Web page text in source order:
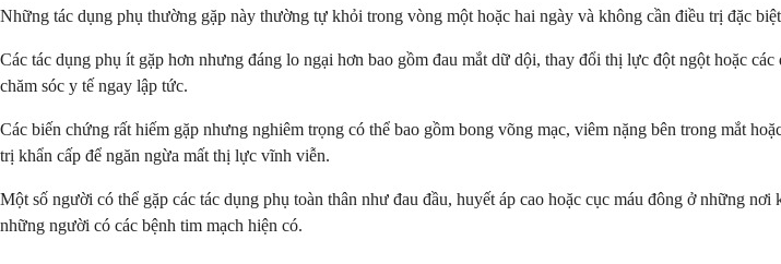
Những tác dụng phụ thường gặp này thường tự khỏi trong vòng một hoặc hai ngày và không cần điều trị đặc
Các tác dụng phụ ít gặp hơn nhưng đáng lo ngại hơn bao gồm đau mắt dữ dội, thay đổi thị lực đột ngột hoặc
chăm sóc y tế ngay lập tức.
Các biến chứng rất hiếm gặp nhưng nghiêm trọng có thể bao gồm bong võng mạc, viêm nặng bên trong mắt
trị khẩn cấp để ngăn ngừa mất thị lực vĩnh viễn.
Một số người có thể gặp các tác dụng phụ toàn thân như đau đầu, huyết áp cao hoặc cục máu đông ở những
những người có các bệnh tim mạch hiện có.